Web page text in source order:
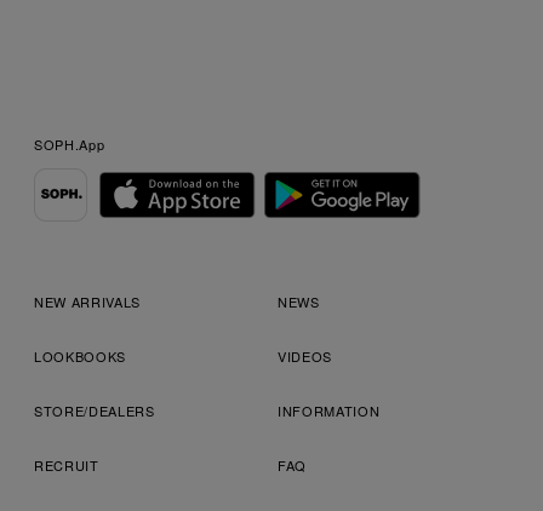
SOPH.App
NEW ARRIVALS NEWS
LOOKBOOKS VIDEOS
STORE/DEALERS INFORMATION
RECRUIT FAQ